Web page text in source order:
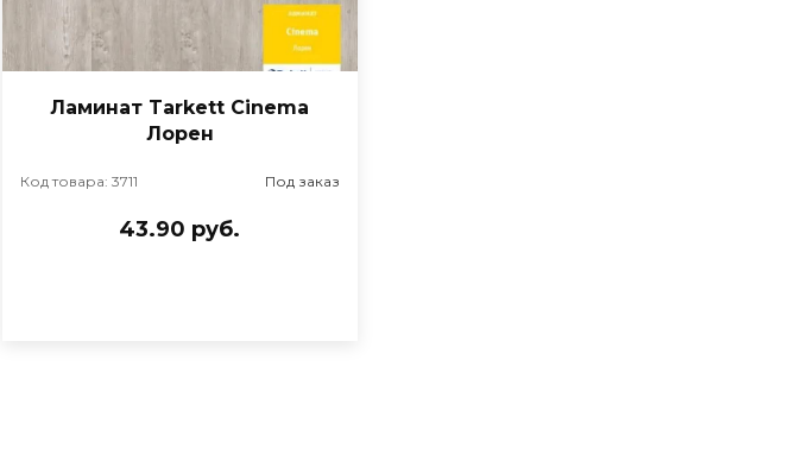
Ламинат Tarkett Cinema
Лорен
Код товара: 3711 Под заказ
43.90 руб.